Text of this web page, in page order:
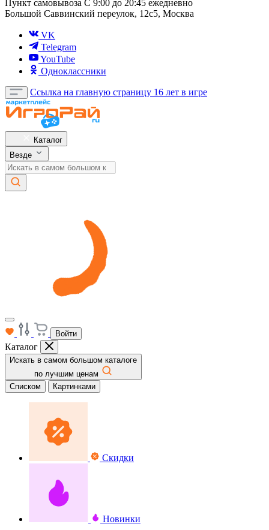
Пункт самовывоза С 9:00 до 20:45 ежедневно
Большой Саввинский переулок, 12с5, Москва
VK
Telegram
YouTube
Одноклассники
Ссылка на главную страницу 16 лет в игре
Каталог
Везде
Войти
Каталог
Искать в самом большом каталоге
по лучшим ценам
Списком
Картинками
Скидки
Новинки